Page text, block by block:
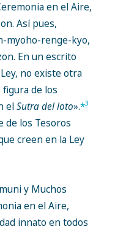
en el Aire,
Así pues,
myoho-renge-kyo,
En un escrito
no existe otra
figura de los
elSutra del loto».*3
de los Tesoros
creen en la Ley
y Muchos
en el Aire,
innato en todos